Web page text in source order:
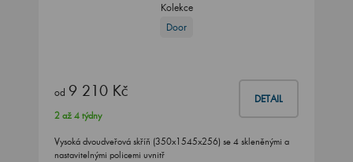
Kolekce
Door
od 9 210 Kč DETAIL
2 až 4 týdny
Vysoká dvoudveřová skříň (350x1545x256) se 4 skleněnými a
nastavitelnými policemi uvnitř